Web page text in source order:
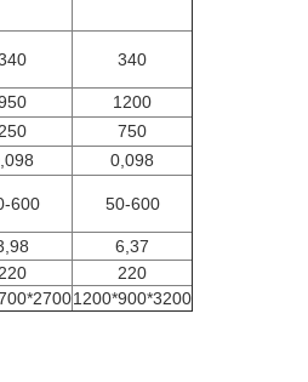
340
1200
250
750
0,098
600 50-600
6,37
220
220
1200*900*3200